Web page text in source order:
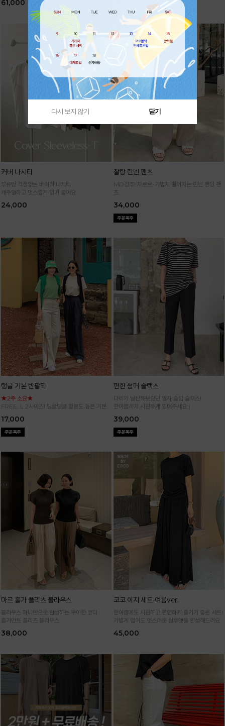
61,000
커버 나시티
부유방 걱정없는 베이직 나시티
캐주얼하고 멋스럽게 입기 좋아요
24,000
찰랑 린넨 팬츠
MD강추! 차르르-가볍게 떨어지는 린넨 밴딩 팬
츠
34,000
탱글 기본 반팔티
★2주 소요★
FREE, L 2사이즈! 탱글탱글 활용도 높은 기본
17,000
편한 썸머 슬랙스
다리가 날씬해보였던 일자 슬림 슬랙스!
한여름까지 시원하게 입어주세요:)
39,000
마르 홀가 플리츠 블라우스
블라우스 하나만으로 완성하는 우아한 코디
홀가먼트 플리츠 블라우스
38,000
코코 이지 세트-여름ver.
한여름에도 시원하고 편안하게 즐기기 좋은 세트!
가볍게 입어도 멋스러운 실루엣을 완성해드려요
45,000
다시 보지 않기 닫기